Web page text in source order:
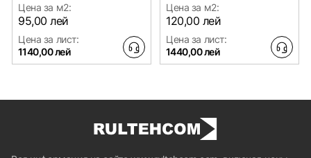
Цена за м2:
95,00 лей
Цена за лист:
1140,00 лей
Цена за м2:
120,00 лей
Цена за лист:
1440,00 лей